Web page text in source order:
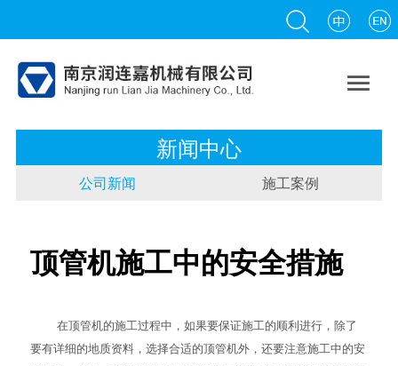

新闻中心
公司新闻 施工案例
顶管机施工中的安全措施
在顶管机的施工过程中，如果要保证施工的顺利进行，除了
要有详细的地质资料，选择合适的顶管机外，还要注意施工中的安